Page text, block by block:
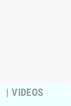
| VIDEOS